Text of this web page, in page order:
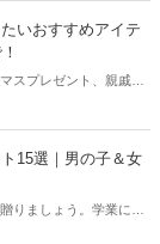
すめのアイテムをご紹
クなアイテム、かっこ
んでもらえるギフトを
いおすすめアイテ
スプレゼント、親戚や
動が大好きな子も本を
ぴったりな商品をいろ
ださいね。
15選｜男の子＆女
りましょう。学業に役